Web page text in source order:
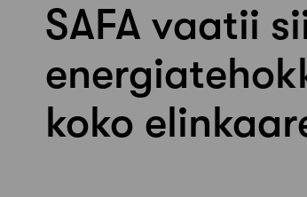
SAFA vaatii
koko